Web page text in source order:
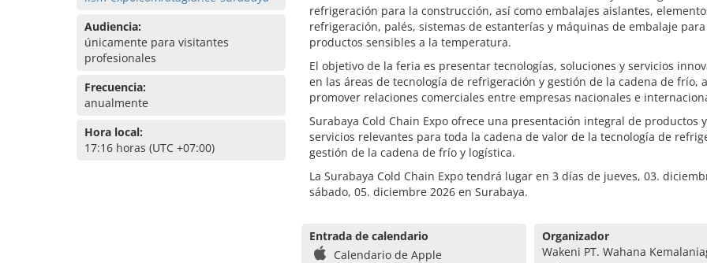
Audiencia:
únicamente para visitantes
profesionales
Frecuencia:
anualmente
Hora local:
17:16 horas (UTC +07:00)
refrigeración para la construcción, así como embalajes aislantes,
refrigeración, palés, sistemas de estanterías y máquinas de embalaje para
productos sensibles a la temperatura.
El objetivo de la feria es presentar tecnologías, soluciones y servicios
en las áreas de tecnología de refrigeración y gestión de la cadena de frío,
promover relaciones comerciales entre empresas nacionales e
Surabaya Cold Chain Expo ofrece una presentación integral de productos y
servicios relevantes para toda la cadena de valor de la tecnología de
gestión de la cadena de frío y logística.
La Surabaya Cold Chain Expo tendrá lugar en 3 días de jueves, 03.
sábado, 05. diciembre 2026 en Surabaya.
Entrada de calendario
Calendario de Apple
Organizador
Wakeni PT. Wahana